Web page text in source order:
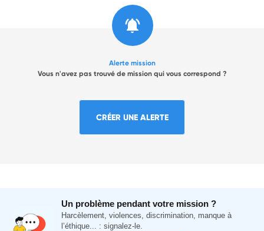
Alerte mission
Vous n'avez pas trouvé de mission qui vous correspond ?
CRÉER UNE ALERTE
Un problème pendant votre mission ?
Harcèlement, violences, discrimination, manque à
l’éthique... : signalez-le.